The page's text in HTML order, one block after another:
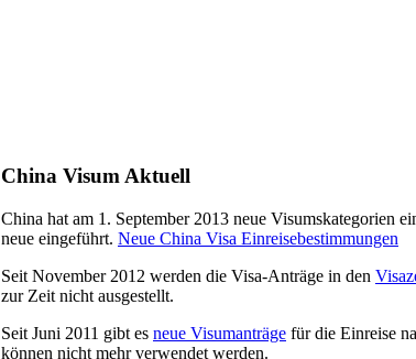
China Visum Aktuell
China hat am 1. September 2013 neue Visumskategorien
neue eingeführt. Neue China Visa Einreisebestimmungen
Seit November 2012 werden die Visa-Anträge in den
zur Zeit nicht ausgestellt.
Seit Juni 2011 gibt es neue Visumanträge für die Einreise
können nicht mehr verwendet werden.